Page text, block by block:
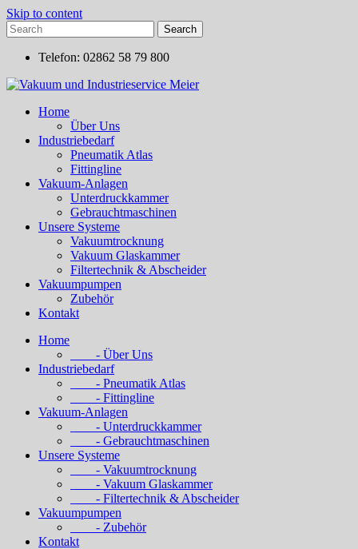
Skip to content
Telefon: 02862 58 79 800
Home
Über Uns
Industriebedarf
Pneumatik Atlas
Fittingline
Vakuum-Anlagen
Unterdruckkammer
Gebrauchtmaschinen
Unsere Systeme
Vakuumtrocknung
Vakuum Glaskammer
Filtertechnik & Abscheider
Vakuumpumpen
Zubehör
Kontakt
Home
- Über Uns
Industriebedarf
- Pneumatik Atlas
- Fittingline
Vakuum-Anlagen
- Unterdruckkammer
- Gebrauchtmaschinen
Unsere Systeme
- Vakuumtrocknung
- Vakuum Glaskammer
- Filtertechnik & Abscheider
Vakuumpumpen
- Zubehör
Kontakt